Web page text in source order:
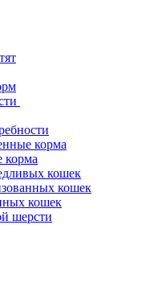
корма
корма
кошек
кошек
кошек
шерсти